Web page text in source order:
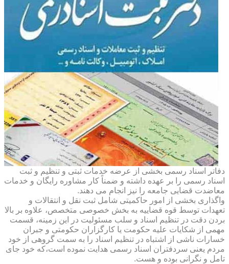
دفاتر اسناد رسمی بخشی از عرضه خدمات ثبتی و تنظیم و ثبت
اسناد رسمی را بر عهده داشته و ضمناً کار مشاوره رایگان و خدمات
معاضدت قضایی جامعه را نیز انجام می دهند.
واگذاری بخشی از امور حاکمیتی شامل ثبت نقل و انتقالات و
تعهدات توسط قوه قضاییه به بخش خصوصی متخصص، علاوه بر بالا
بردن دقت در تنظیم اسناد و سلب مسئولیت در این زمینه، قسمت
مهمی از شکایات علیه حکومت یا کارگزاران حکومتی و جبران
خسارات ناشی از اشتباه در تنظیم اسناد را به سمت گروهی از خود
مردم یعنی سردفتران اسناد رسمی هدایت نموده است،که خود جای
تامل و نگرانی بوده و هست.